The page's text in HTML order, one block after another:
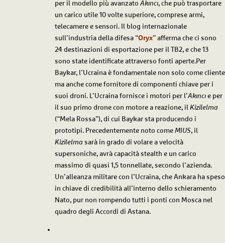
per il modello più avanzato Akıncı, che può trasportare
un carico utile 10 volte superiore, comprese armi,
telecamere e sensori. Il blog internazionale
sull’industria della difesa “Oryx” afferma che ci sono
24 destinazioni di esportazione per il TB2, e che 13
sono state identificate attraverso fonti aperte.Per
Baykar, l’Ucraina è fondamentale non solo come cliente
ma anche come fornitore di componenti chiave per i
suoi droni. L’Ucraina fornisce i motori per l’Akıncı e per
il suo primo drone con motore a reazione, il Kizilelma
(“Mela Rossa”), di cui Baykar sta producendo i
prototipi. Precedentemente noto come MIUS, il
Kizilelma sarà in grado di volare a velocità
supersoniche, avrà capacità stealth e un carico
massimo di quasi 1,5 tonnellate, secondo l’azienda.
Un’alleanza militare con l’Ucraina, che Ankara ha speso
in chiave di credibilità all’interno dello schieramento
Nato, pur non rompendo tutti i ponti con Mosca nel
quadro degli Accordi di Astana.